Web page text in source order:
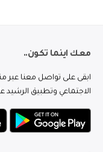
معك اينما تكون..
ابقى على تواصل معنا عبر
الاجتماعي وتطبيق الرشيد